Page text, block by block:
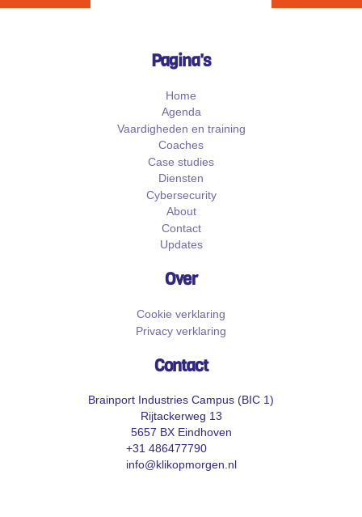
Pagina's
Home
Agenda
Vaardigheden en training
Coaches
Case studies
Diensten
Cybersecurity
About
Contact
Updates
Over
Cookie verklaring
Privacy verklaring
Contact
Brainport Industries Campus (BIC 1)
Rijtackerweg 13
5657 BX Eindhoven
+31 486477790
info@klikopmorgen.nl